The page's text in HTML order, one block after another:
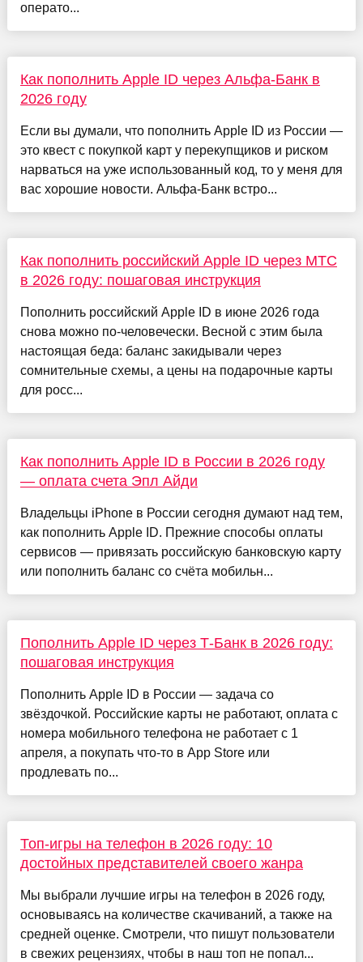
операто...
Как пополнить Apple ID через Альфа-Банк в
2026 году
Если вы думали, что пополнить Apple ID из России —
это квест с покупкой карт у перекупщиков и риском
нарваться на уже использованный код, то у меня для
вас хорошие новости. Альфа-Банк встро...
Как пополнить российский Apple ID через МТС
в 2026 году: пошаговая инструкция
Пополнить российский Apple ID в июне 2026 года
снова можно по-человечески. Весной с этим была
настоящая беда: баланс закидывали через
сомнительные схемы, а цены на подарочные карты
для росс...
Как пополнить Apple ID в России в 2026 году
— оплата счета Эпл Айди
Владельцы iPhone в России сегодня думают над тем,
как пополнить Apple ID. Прежние способы оплаты
сервисов — привязать российскую банковскую карту
или пополнить баланс со счёта мобильн...
Пополнить Apple ID через Т-Банк в 2026 году:
пошаговая инструкция
Пополнить Apple ID в России — задача со
звёздочкой. Российские карты не работают, оплата с
номера мобильного телефона не работает с 1
апреля, а покупать что-то в App Store или
продлевать по...
Топ-игры на телефон в 2026 году: 10
достойных представителей своего жанра
Мы выбрали лучшие игры на телефон в 2026 году,
основываясь на количестве скачиваний, а также на
средней оценке. Смотрели, что пишут пользователи
в свежих рецензиях, чтобы в наш топ не попал...